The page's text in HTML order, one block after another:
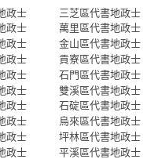
政士
政士
政士
政士
政士
政士
政士
政士
政士
政士
三芝區代書地政士
萬里區代書地政士
金山區代書地政士
貢寮區代書地政士
石門區代書地政士
雙溪區代書地政士
石碇區代書地政士
烏來區代書地政士
坪林區代書地政士
平溪區代書地政士